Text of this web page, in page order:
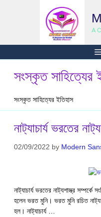
A
সংস্কৃত সাহিত্যের
সংস্কৃত সাহিত্যের ইতিহাস
নাট‍্যাচার্য ভরতের
02/09/2022 by Modern
নাট‍্যাচার্য ভরতের নাট‍্যশাস্ত্র
হলেন ভরত মুনি। ভরত মুনি রচিত
হল। নাট‍্যাচার্য …